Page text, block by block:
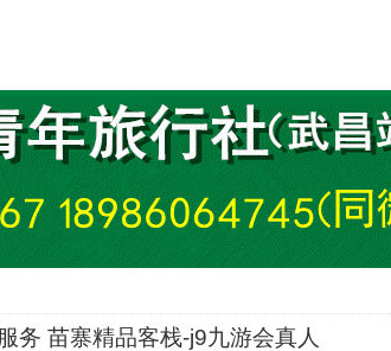
务 苗寨精品客栈-j9九游会真人